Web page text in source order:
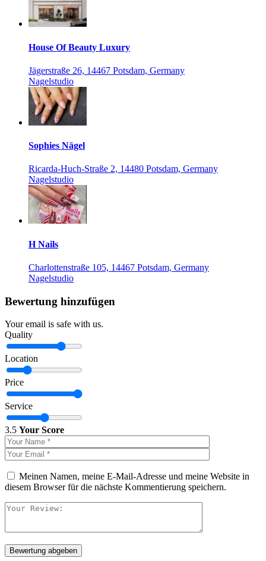
House Of Beauty Luxury
Jägerstraße 26, 14467 Potsdam, Germany
Nagelstudio
Sophies Nägel
Ricarda-Huch-Straße 2, 14480 Potsdam, Germany
Nagelstudio
H Nails
Charlottenstraße 105, 14467 Potsdam, Germany
Nagelstudio
Bewertung hinzufügen
Your email is safe with us.
Quality
Location
Price
Service
3.5 Your Score
Meinen Namen, meine E-Mail-Adresse und meine Website in
diesem Browser für die nächste Kommentierung speichern.
Bewertung abgeben